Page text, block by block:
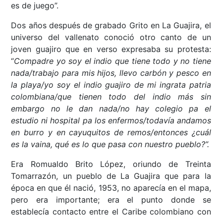
es de juego”.
Dos años después de grabado Grito en La Guajira, el
universo del vallenato conoció otro canto de un
joven guajiro que en verso expresaba su protesta:
“Compadre yo soy el indio que tiene todo y no tiene
nada/trabajo para mis hijos, llevo carbón y pesco en
la playa/yo soy el indio guajiro de mi ingrata patria
colombiana/que tienen todo del indio más sin
embargo no le dan nada/no hay colegio pa el
estudio ni hospital pa los enfermos/todavía andamos
en burro y en cayuquitos de remos/entonces ¿cuál
es la vaina, qué es lo que pasa con nuestro pueblo?”.
Era Romualdo Brito López, oriundo de Treinta
Tomarrazón, un pueblo de La Guajira que para la
época en que él nació, 1953, no aparecía en el mapa,
pero era importante; era el punto donde se
establecía contacto entre el Caribe colombiano con